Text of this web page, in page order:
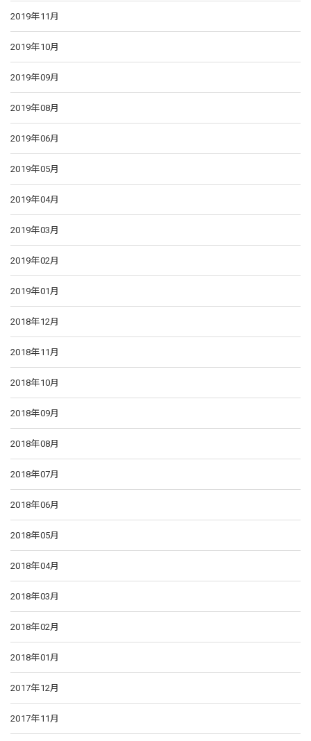
2019年11月
2019年10月
2019年09月
2019年08月
2019年06月
2019年05月
2019年04月
2019年03月
2019年02月
2019年01月
2018年12月
2018年11月
2018年10月
2018年09月
2018年08月
2018年07月
2018年06月
2018年05月
2018年04月
2018年03月
2018年02月
2018年01月
2017年12月
2017年11月